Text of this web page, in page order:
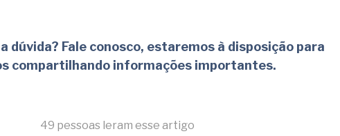
dúvida? Fale conosco, estaremos à disposição para
compartilhando informações importantes.
49 pessoas leram esse artigo